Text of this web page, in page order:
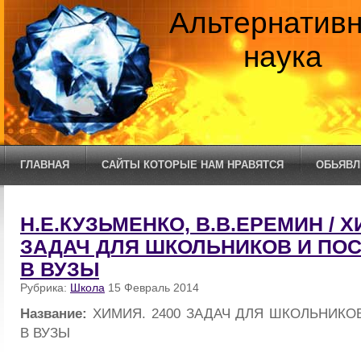
наука
ГЛАВНАЯ САЙТЫ КОТОРЫЕ НАМ НРАВЯТСЯ
Н.Е.КУЗЬМЕНКО, В.В.ЕРЕМИН /
ЗАДАЧ ДЛЯ ШКОЛЬНИКОВ И
В ВУЗЫ
Рубрика: Школа 15 Февраль 2014
Название: ХИМИЯ. 2400 ЗАДАЧ ДЛЯ
В ВУЗЫ